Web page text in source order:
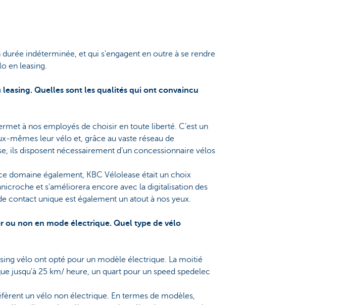
indéterminée, et qui s'engagent en outre à se rendre
en leasing.
Quelles sont les qualités qui ont convaincu
à nos employés de choisir en toute liberté. C’est un
mêmes leur vélo et, grâce au vaste réseau de
ils disposent nécessairement d’un concessionnaire vélos
domaine également, KBC Vélolease était un choix
et s'améliorera encore avec la digitalisation des
contact unique est également un atout à nos yeux.
ou non en mode électrique. Quel type de vélo
vélo ont opté pour un modèle électrique. La moitié
jusqu'à 25 km/ heure, un quart pour un speed spedelec
un vélo non électrique. En termes de modèles,